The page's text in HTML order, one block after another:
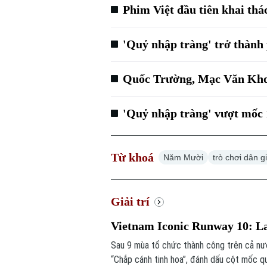
Phim Việt đầu tiên khai
'Quỷ nhập tràng' trở
Quốc Trường, Mạc Văn
'Quỷ nhập tràng' vượt mốc
Từ khoá Năm Mười trò chơi dân
Giải trí
Vietnam Iconic Runway 10:
Sau 9 mùa tổ chức thành công trên cả
“Chắp cánh tinh hoa”, đánh dấu cột mốc